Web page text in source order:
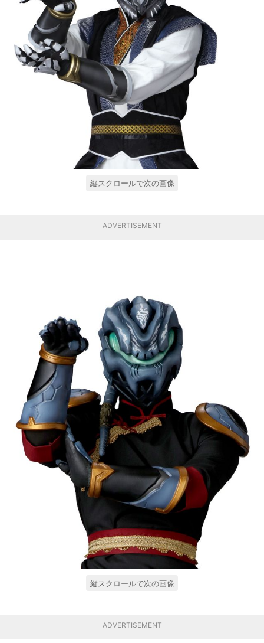
縦スクロールで次の画像
ADVERTISEMENT
縦スクロールで次の画像
ADVERTISEMENT